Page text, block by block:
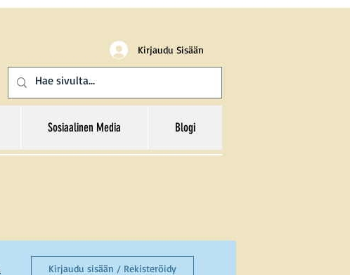
Kirjaudu Sisään
Sosiaalinen Media Blogi
Kirjaudu sisään / Rekisteröidy